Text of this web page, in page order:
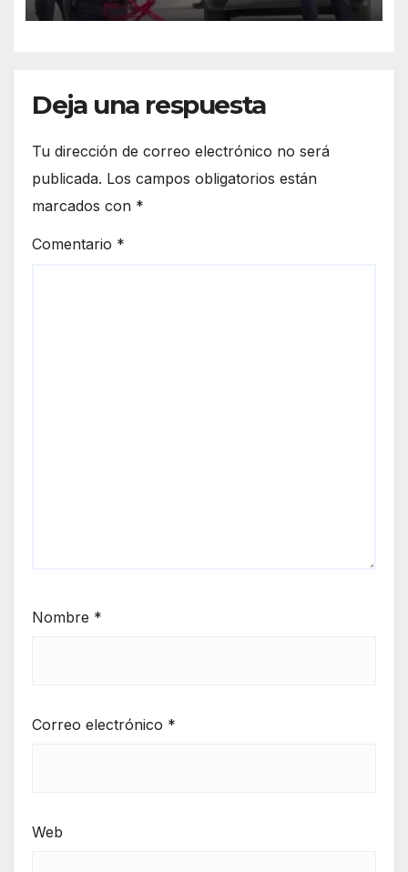
Hermosillo.
Deja una respuesta
Tu dirección de correo electrónico no será
publicada. Los campos obligatorios están
marcados con *
Comentario *
Nombre *
Correo electrónico *
Web